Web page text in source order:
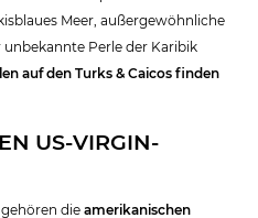
Meer, außergewöhnliche
Perle der Karibik
auf den Turks & Caicos finden
US-VIRGIN-
dieamerikanischen